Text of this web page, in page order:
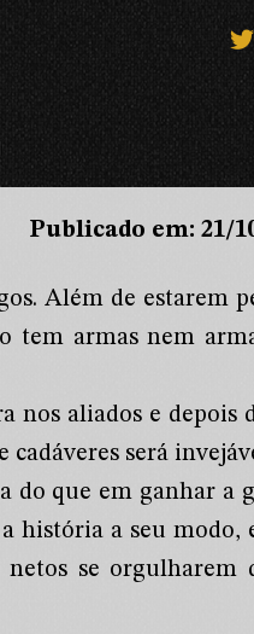
Publicado em: 21/
Além de estarem
tem armas nem
nos aliados e depois
cadáveres será
do que em ganhar a
história a seu modo,
se orgulharem